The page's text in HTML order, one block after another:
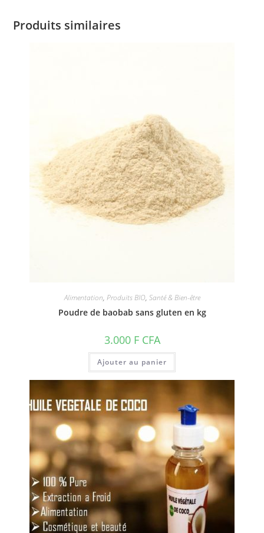
Produits similaires
Alimentation, Produits BIO, Santé & Bien-être
Poudre de baobab sans gluten en kg
3.000 F CFA
Ajouter au panier